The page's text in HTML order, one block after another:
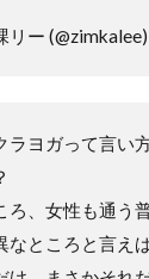
リー (@zimkalee)
ラヨガって言い
ろ、女性も通う
なところと言え